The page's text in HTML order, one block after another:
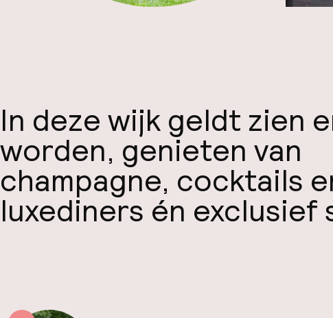
In deze wijk geldt zien
worden, genieten van
champagne, cocktails
luxediners én exclusief